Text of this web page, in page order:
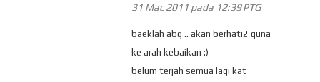
31 Mac 2011 pada 12:39 PTG
baeklah abg .. akan berhati2 guna
ke arah kebaikan :)
belum terjah semua lagi kat